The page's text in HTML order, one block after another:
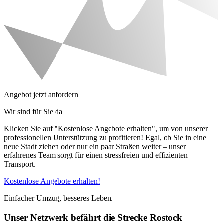
Angebot jetzt anfordern
Wir sind für Sie da
Klicken Sie auf "Kostenlose Angebote erhalten", um von unserer
professionellen Unterstützung zu profitieren! Egal, ob Sie in eine
neue Stadt ziehen oder nur ein paar Straßen weiter – unser
erfahrenes Team sorgt für einen stressfreien und effizienten
Transport.
Kostenlose Angebote erhalten!
Einfacher Umzug, besseres Leben.
Unser Netzwerk befährt die Strecke Rostock